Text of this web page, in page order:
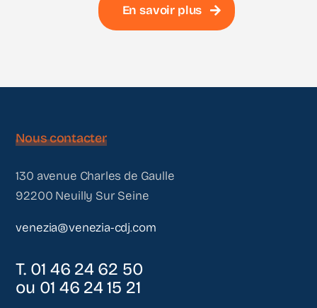
En savoir plus
Nous contacter
130 avenue Charles de Gaulle
92200 Neuilly Sur Seine
venezia@venezia-cdj.com
T. 01 46 24 62 50
ou 01 46 24 15 21